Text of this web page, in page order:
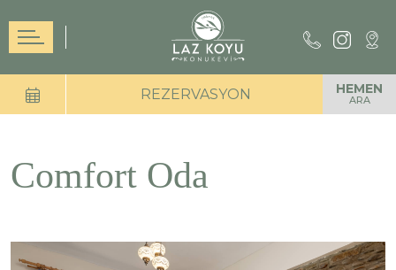
REZERVASYON HEMEN
ARA
Comfort Oda